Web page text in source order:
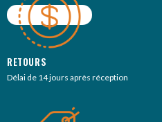
RETOURS
Délai de 14 jours après réception